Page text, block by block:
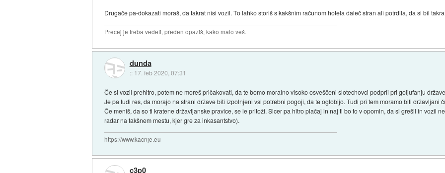
Drugače pa-dokazati moraš, da takrat nisi vozil. To lahko storiš s kakšnim računom hotela daleč stran ali potrdila, da si bil
Precej je treba vedeti, preden opaziš, kako malo veš.
dunda
:: 17. feb 2020, 07:31
Če si vozil prehitro, potem ne moreš pričakovati, da te bomo moralno visoko osveščeni slotechovci podprli pri goljufanju
Je pa tudi res, da morajo na strani države biti izpolnjeni vsi potrebni pogoji, da te oglobijo. Tudi pri tem moramo biti državljani
Če meniš, da so ti kratene državljanske pravice, se le pritoži. Sicer pa hitro plačaj in naj ti bo to v opomin, da si grešil in vozil
radar na takšnem mestu, kjer gre za inkasantstvo).
https://www.kacnje.eu
c3p0